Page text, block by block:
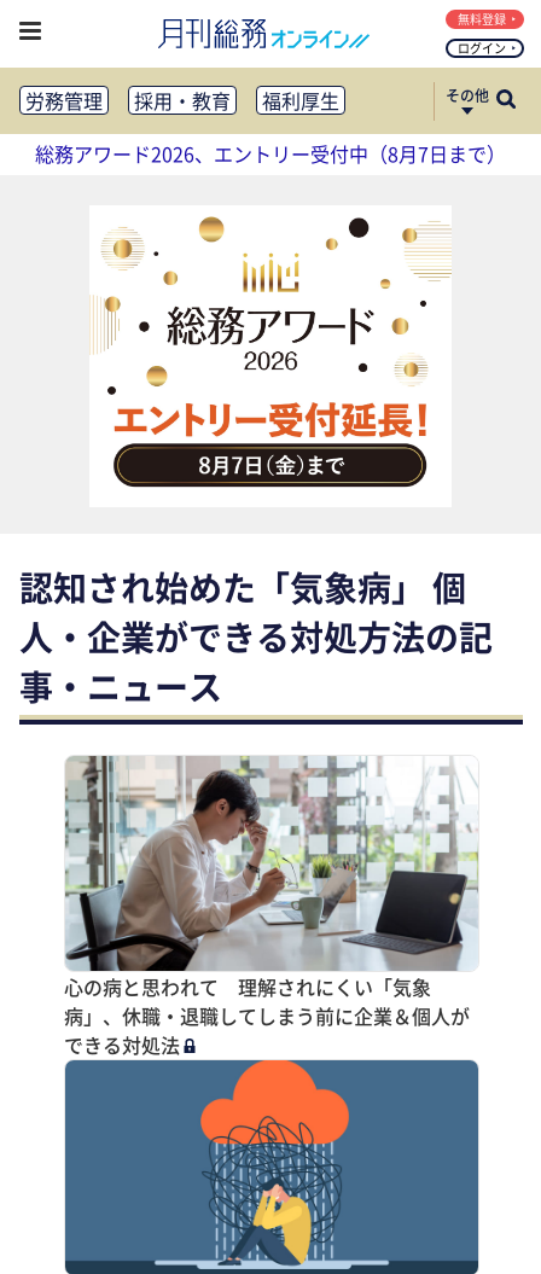
ログイン
無料登録
労務管理 採用・教育
福利厚生
健康経営
働き方改革
法務・コンプライアンス
リスクマネジメント・BCP
社外・社内広報
社外・社内コミュニケーション活性化
FM・オフィス移転
CSR・SDGs
テクノロジー活用・DX
助成金・補助金・コスト削減
アウトソーシング・BPO
調査・レポート
その他
総務アワード2026、エントリー受付中（8月7日まで）
認知され始めた「気象病」 個
人・企業ができる対処方法の記
事・ニュース
心の病と思われて 理解されにくい「気象
病」、休職・退職してしまう前に企業＆個人が
できる対処法